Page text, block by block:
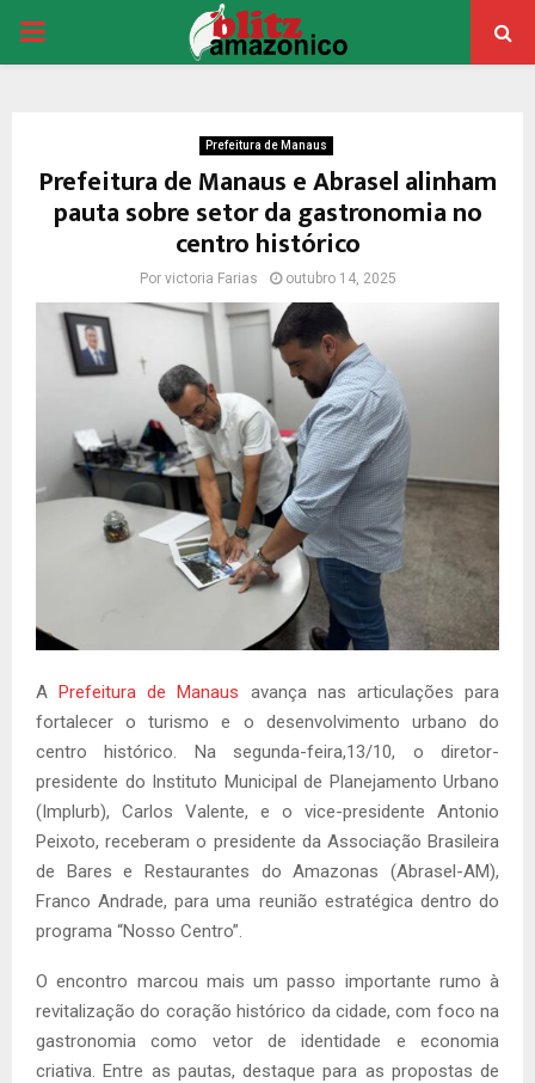
PRIMARY
Prefeitura de Manaus
Prefeitura de Manaus e Abrasel alinham
pauta sobre setor da gastronomia no
centro histórico
Por victoria Farias outubro 14, 2025
APrefeitura de Manaus avança nas articulações para
fortalecer o turismo e o desenvolvimento urbano do
centro histórico. Na segunda-feira,13/10, o diretor-
presidente do Instituto Municipal de Planejamento Urbano
(Implurb), Carlos Valente, e o vice-presidente Antonio
Peixoto, receberam o presidente da Associação Brasileira
de Bares e Restaurantes do Amazonas (Abrasel-AM),
Franco Andrade, para uma reunião estratégica dentro do
programa “Nosso Centro”.
O encontro marcou mais um passo importante rumo à
revitalização do coração histórico da cidade, com foco na
gastronomia como vetor de identidade e economia
criativa. Entre as pautas, destaque para as propostas de